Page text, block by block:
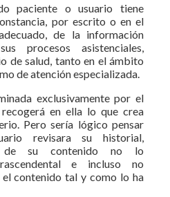
paciente o usuario tiene
por escrito o en el
de la información
procesos asistenciales,
de salud, tanto en el ámbito
de atención especializada.
exclusivamente por el
en ella lo que crea
Pero sería lógico pensar
revisara su historial,
de su contenido no lo
e incluso no
contenido tal y como lo ha